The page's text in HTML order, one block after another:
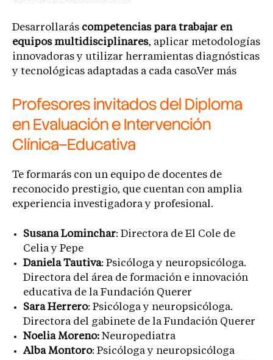
Desarrollarás competencias para trabajar en
equipos multidisciplinares, aplicar metodologías
innovadoras y utilizar herramientas diagnósticas
y tecnológicas adaptadas a cada caso.Ver más
Profesores invitados del Diploma
en Evaluación e Intervención
Clínica–Educativa
Te formarás con un equipo de docentes de
reconocido prestigio, que cuentan con amplia
experiencia investigadora y profesional.
Susana Lominchar: Directora de El Cole de
Celia y Pepe
Daniela Tautiva: Psicóloga y neuropsicóloga.
Directora del área de formación e innovación
educativa de la Fundación Querer
Sara Herrero: Psicóloga y neuropsicóloga.
Directora del gabinete de la Fundación Querer
Noelia Moreno: Neuropediatra
Alba Montoro: Psicóloga y neuropsicóloga